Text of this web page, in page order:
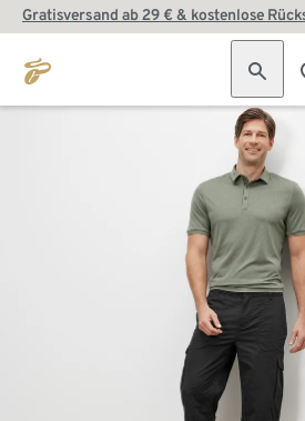
Gratisversand ab 29 € & kostenlose